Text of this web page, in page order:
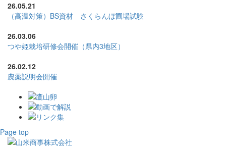
26.05.21
（高温対策）BS資材 さくらんぼ圃場試験
26.03.06
つや姫栽培研修会開催（県内3地区）
26.02.12
農薬説明会開催
Page top